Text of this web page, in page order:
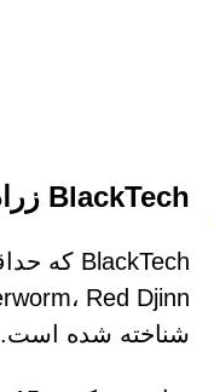
BlackTech زرادخانه ابزارهای تهدیدآمیز خود را به روز می کند
شناخته شده است.